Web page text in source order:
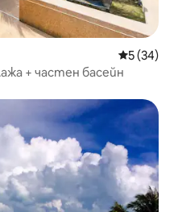
Средна
5 (34)
+ частен басейн